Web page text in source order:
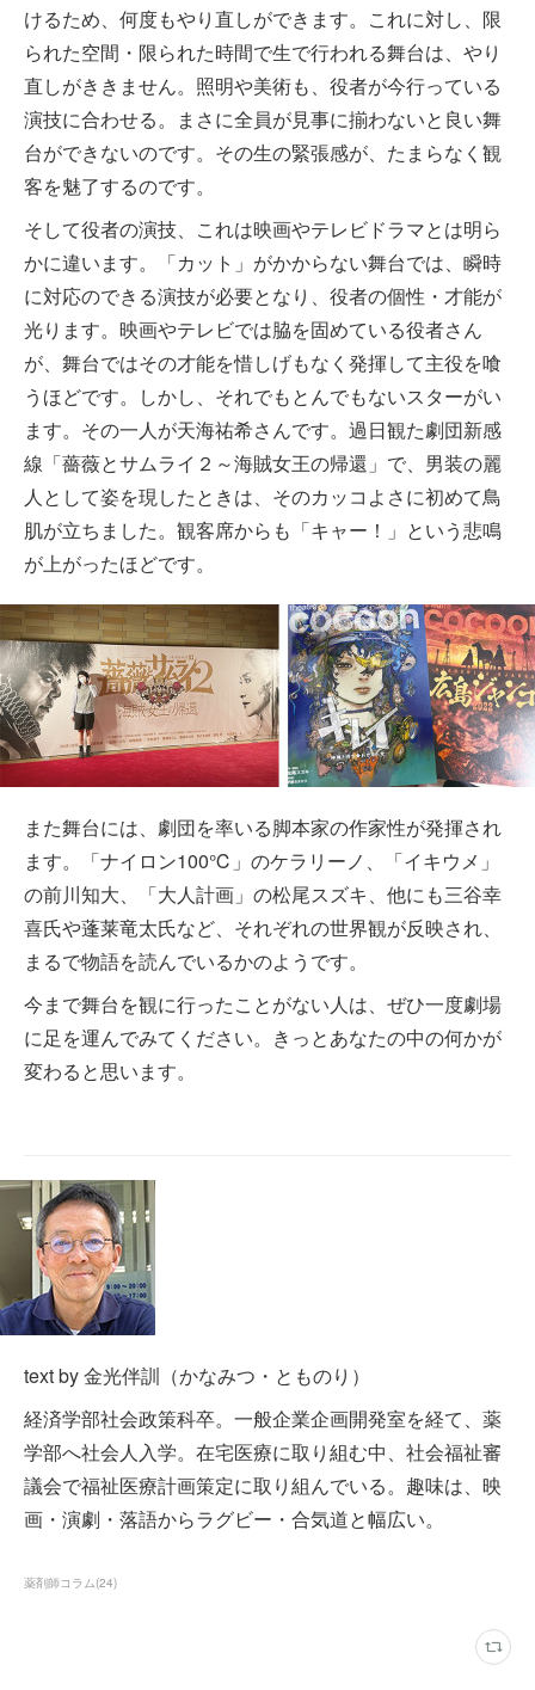
けるため、何度もやり直しができます。これに対し、限
られた空間・限られた時間で生で行われる舞台は、やり
直しがききません。照明や美術も、役者が今行っている
演技に合わせる。まさに全員が見事に揃わないと良い舞
台ができないのです。その生の緊張感が、たまらなく観
客を魅了するのです。
そして役者の演技、これは映画やテレビドラマとは明ら
かに違います。「カット」がかからない舞台では、瞬時
に対応のできる演技が必要となり、役者の個性・才能が
光ります。映画やテレビでは脇を固めている役者さん
が、舞台ではその才能を惜しげもなく発揮して主役を喰
うほどです。しかし、それでもとんでもないスターがい
ます。その一人が天海祐希さんです。過日観た劇団新感
線「薔薇とサムライ２～海賊女王の帰還」で、男装の麗
人として姿を現したときは、そのカッコよさに初めて鳥
肌が立ちました。観客席からも「キャー！」という悲鳴
が上がったほどです。
また舞台には、劇団を率いる脚本家の作家性が発揮され
ます。「ナイロン100℃」のケラリーノ、「イキウメ」
の前川知大、「大人計画」の松尾スズキ、他にも三谷幸
喜氏や蓬莱竜太氏など、それぞれの世界観が反映され、
まるで物語を読んでいるかのようです。
今まで舞台を観に行ったことがない人は、ぜひ一度劇場
に足を運んでみてください。きっとあなたの中の何かが
変わると思います。
text by 金光伴訓（かなみつ・とものり）
経済学部社会政策科卒。一般企業企画開発室を経て、薬
学部へ社会人入学。在宅医療に取り組む中、社会福祉審
議会で福祉医療計画策定に取り組んでいる。趣味は、映
画・演劇・落語からラグビー・合気道と幅広い。
薬剤師コラム(24)